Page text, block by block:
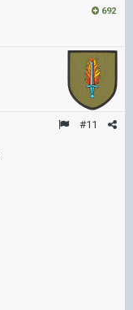
692
#11